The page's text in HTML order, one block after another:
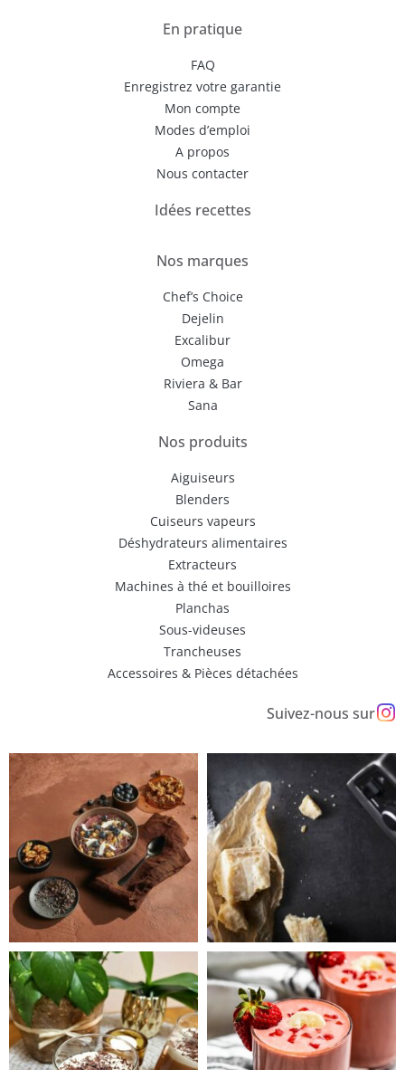
En pratique
FAQ
Enregistrez votre garantie
Mon compte
Modes d’emploi
A propos
Nous contacter
Idées recettes
Nos marques
Chef’s Choice
Dejelin
Excalibur
Omega
Riviera & Bar
Sana
Nos produits
Aiguiseurs
Blenders
Cuiseurs vapeurs
Déshydrateurs alimentaires
Extracteurs
Machines à thé et bouilloires
Planchas
Sous-videuses
Trancheuses
Accessoires & Pièces détachées
Suivez-nous sur